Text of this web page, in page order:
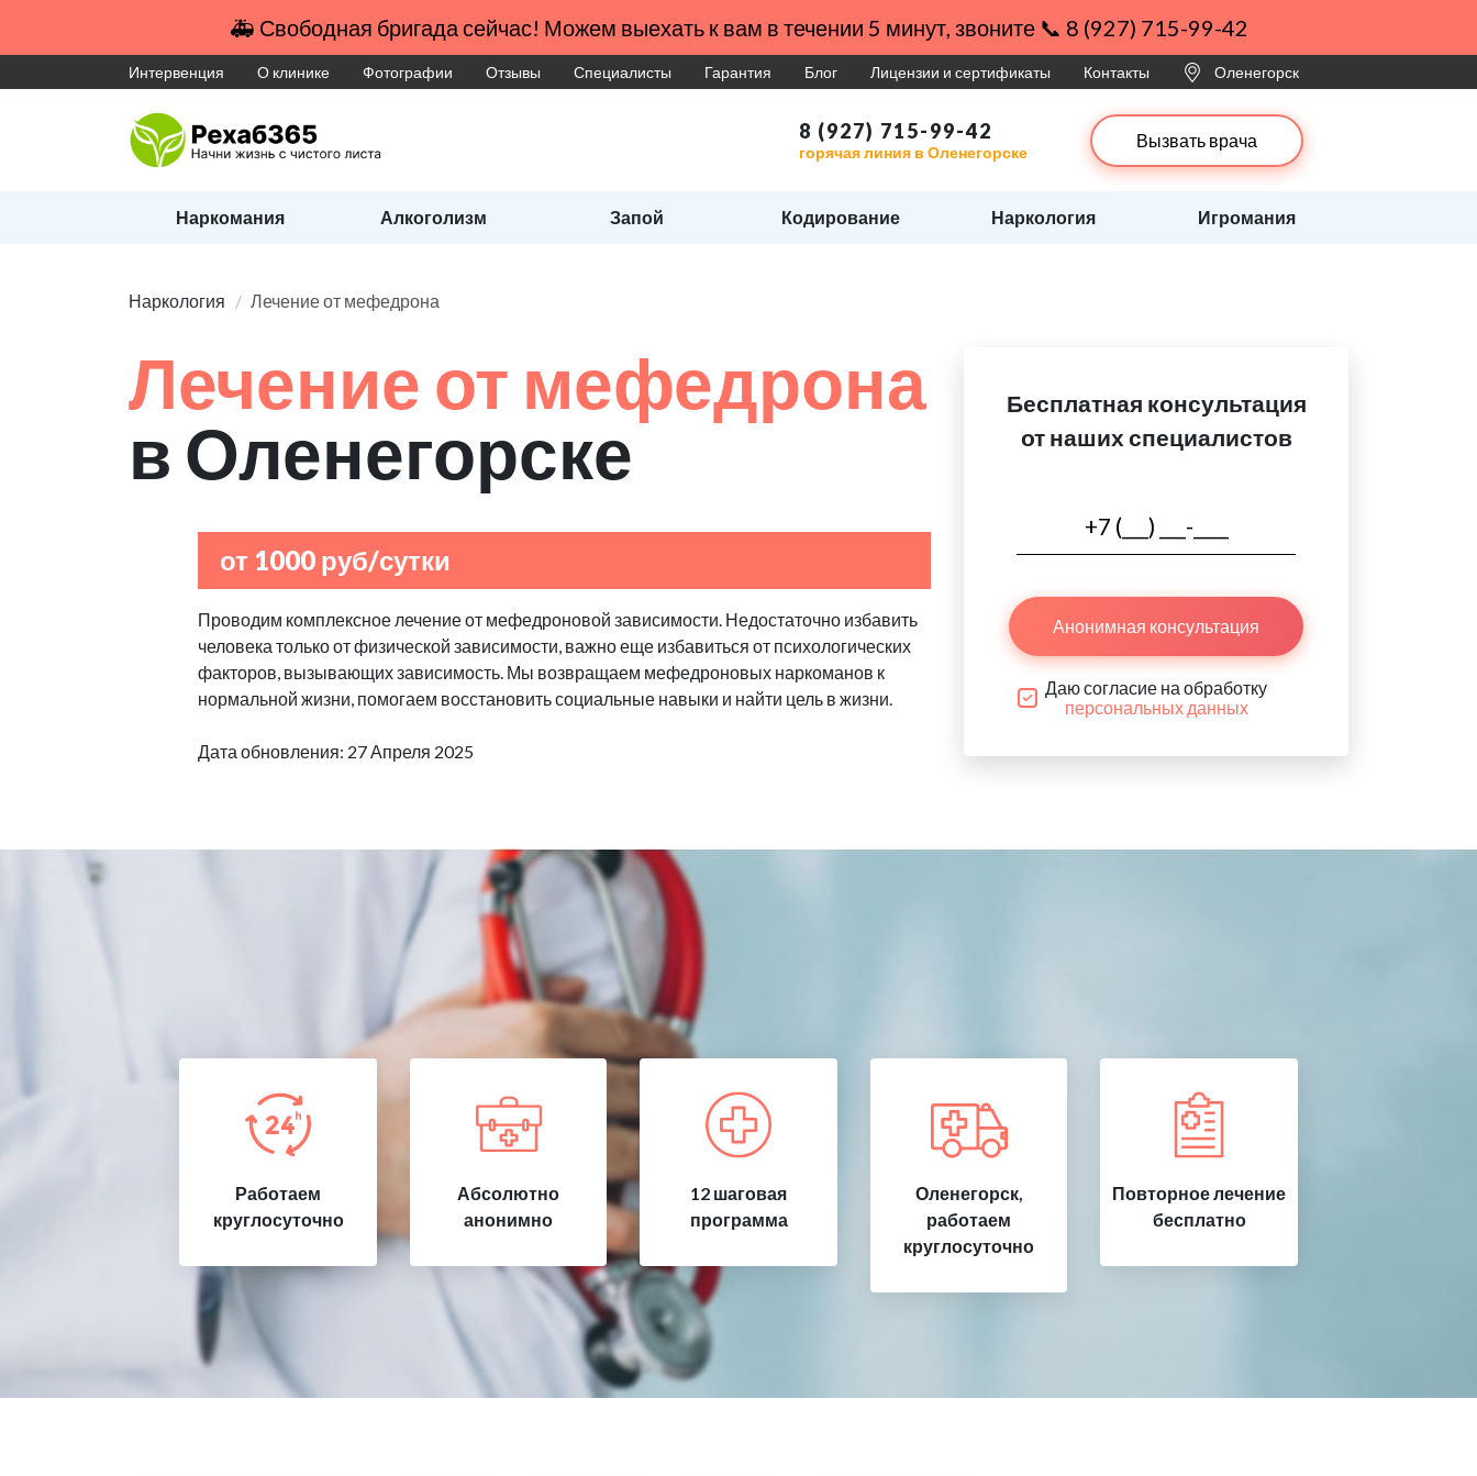
🚑 Свободная бригада сейчас! Можем выехать к вам в течении 5 минут, звоните 📞 8 (927) 715-99-42
Интервенция О клинике Фотографии Отзывы Специалисты Гарантия Блог Лицензии и сертификаты Контакты Оленегорск
8 (927) 715-99-42
горячая линия в Оленегорске
Вызвать врача
Наркомания Алкоголизм Запой Кодирование Наркология Игромания
Наркология Лечение от мефедрона
Лечение от мефедрона
в Оленегорске
от 1000 руб/сутки
Проводим комплексное лечение от мефедроновой зависимости. Недостаточно избавить
человека только от физической зависимости, важно еще избавиться от психологических
факторов, вызывающих зависимость. Мы возвращаем мефедроновых наркоманов к
нормальной жизни, помогаем восстановить социальные навыки и найти цель в жизни.
Дата обновления: 27 Апреля 2025
Бесплатная консультация
от наших специалистов
Анонимная консультация
Даю согласие на обработку
персональных данных
Работаем
круглосуточно
Абсолютно
анонимно
12 шаговая
программа
Оленегорск,
работаем
круглосуточно
Повторное лечение
бесплатно